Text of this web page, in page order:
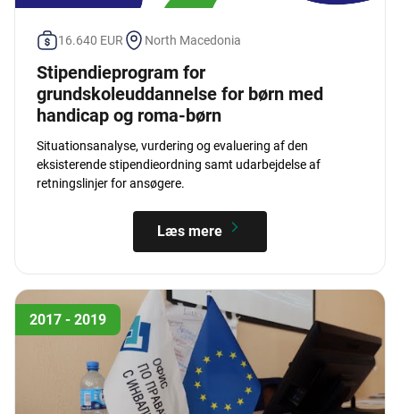
16.640 EUR North Macedonia
Stipendieprogram for
grundskoleuddannelse for børn med
handicap og roma-børn
Situationsanalyse, vurdering og evaluering af den
eksisterende stipendieordning samt udarbejdelse af
retningslinjer for ansøgere.
Læs mere
2017 - 2019